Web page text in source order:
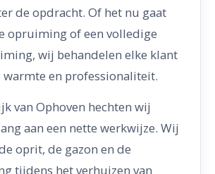
de opdracht. Of het nu gaat
opruiming of een volledige
wij behandelen elke klant
en professionaliteit.
van Ophoven hechten wij
aan een nette werkwijze. Wij
oprit, de gazon en de
tijdens het verhuizen van